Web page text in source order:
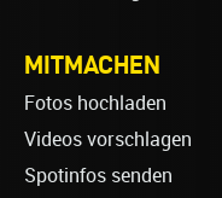
MITMACHEN
Fotos hochladen
Videos vorschlagen
Spotinfos senden